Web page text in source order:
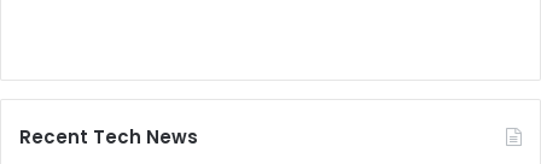
Recent Tech News